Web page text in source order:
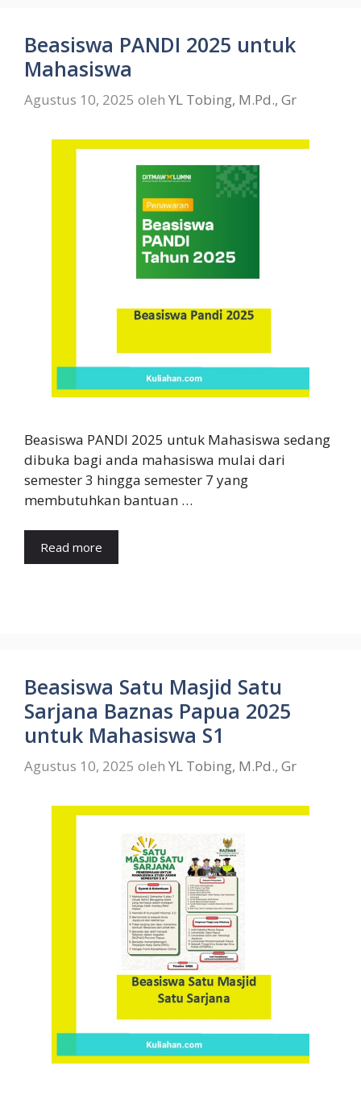
Beasiswa PANDI 2025 untuk
Mahasiswa
Agustus 10, 2025 oleh YL Tobing, M.Pd., Gr
Beasiswa PANDI 2025 untuk Mahasiswa sedang
dibuka bagi anda mahasiswa mulai dari
semester 3 hingga semester 7 yang
membutuhkan bantuan …
Read more
Beasiswa Satu Masjid Satu
Sarjana Baznas Papua 2025
untuk Mahasiswa S1
Agustus 10, 2025 oleh YL Tobing, M.Pd., Gr